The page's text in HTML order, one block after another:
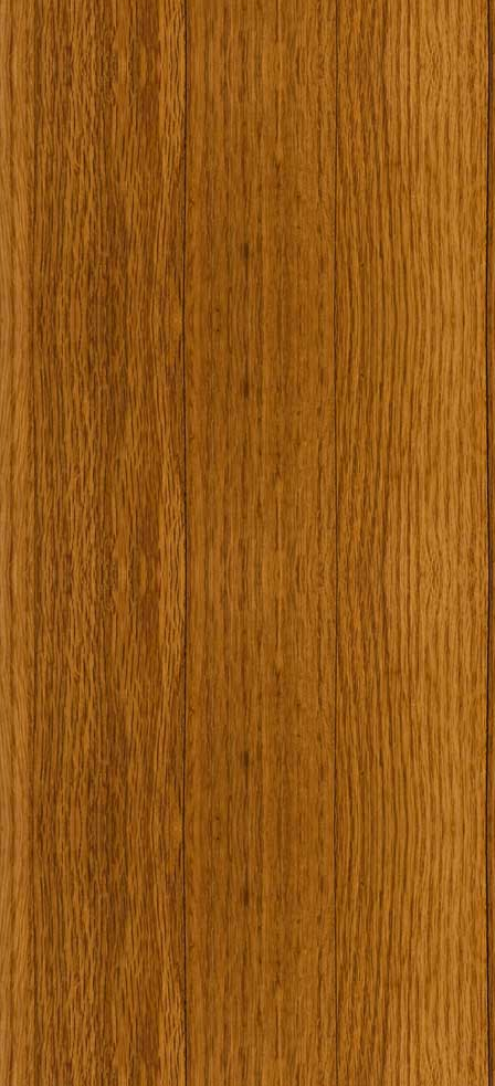
Наши туристически обекти Някой ден… Открит музей
Фото галерия